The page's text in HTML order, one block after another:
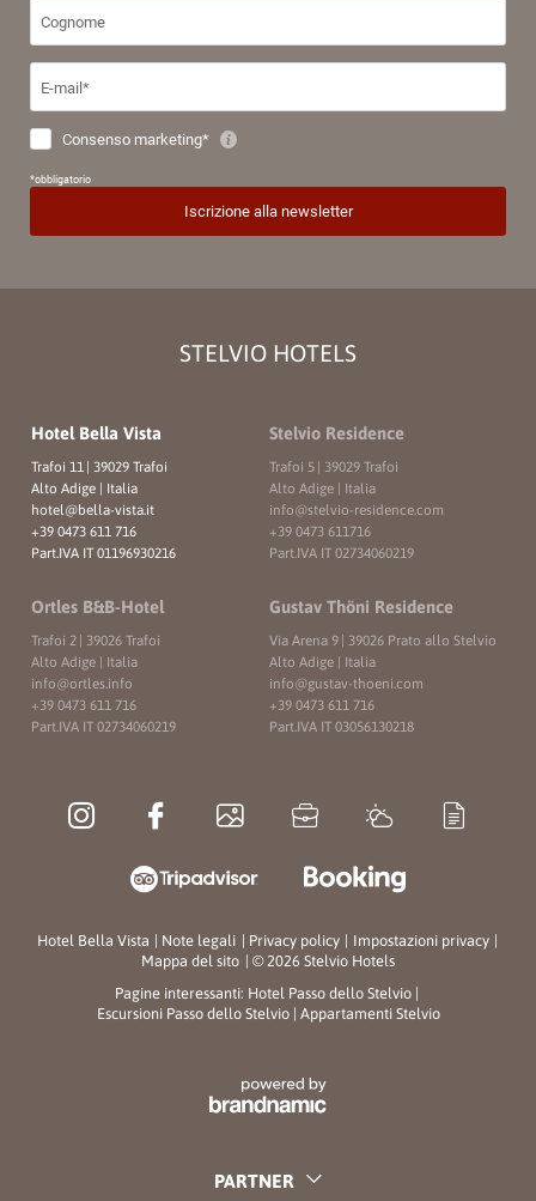
STELVIO HOTELS
Hotel Bella Vista
Trafoi 11 | 39029 Trafoi
Alto Adige | Italia
hotel@bella-vista.it
+39 0473 611 716
Part.IVA IT 01196930216
Stelvio Residence
Trafoi 5 | 39029 Trafoi
Alto Adige | Italia
info@stelvio-residence.com
+39 0473 611716
Part.IVA IT 02734060219
Ortles B&B-Hotel
Trafoi 2 | 39026 Trafoi
Alto Adige | Italia
info@ortles. info
+39 0473 611 716
Part.IVA IT 02734060219
Gustav Thöni Residence
Via Arena 9 | 39026 Prato allo Stelvio
Alto Adige | Italia
info@gustav-thoeni.com
+39 0473 611 716
Part.IVA IT 03056130218
Hotel Bella Vista | Note legali | Privacy policy | Impostazioni privacy |
Mappa del sito | © 2026 Stelvio Hotels
Pagine interessanti: Hotel Passo dello Stelvio|
Escursioni Passo dello Stelvio| Appartamenti Stelvio
PARTNER